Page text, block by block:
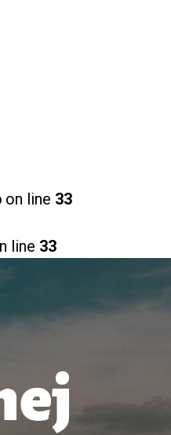
on line 33
line 33